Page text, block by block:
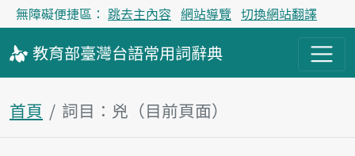
無障礙便捷區： 跳去主內容 網站導覽 切換網站翻譯
教育部臺灣台語常用詞辭典
首頁 詞目：兇（目前頁面）